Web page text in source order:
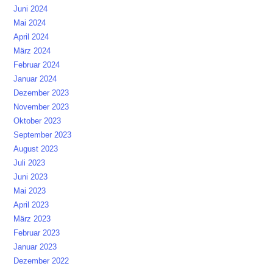
Juni 2024
Mai 2024
April 2024
März 2024
Februar 2024
Januar 2024
Dezember 2023
November 2023
Oktober 2023
September 2023
August 2023
Juli 2023
Juni 2023
Mai 2023
April 2023
März 2023
Februar 2023
Januar 2023
Dezember 2022